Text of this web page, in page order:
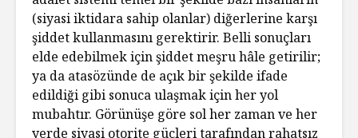
(siyasi iktidara sahip olanlar) diğerlerine karşı
şiddet kullanmasını gerektirir. Belli sonuçları
elde edebilmek için şiddet meşru hâle getirilir;
ya da atasözünde de açık bir şekilde ifade
edildiği gibi sonuca ulaşmak için her yol
mubahtır. Görünüşe göre sol her zaman ve her
yerde siyasi otorite güçleri tarafından rahatsız